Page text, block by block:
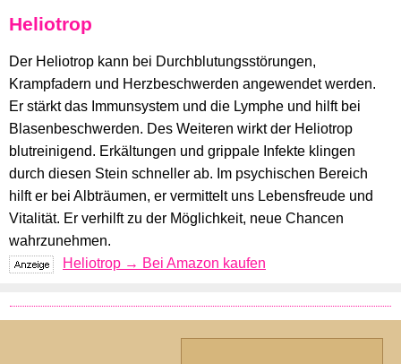
Heliotrop
Der Heliotrop kann bei Durchblutungsstörungen,
Krampfadern und Herzbeschwerden angewendet werden.
Er stärkt das Immunsystem und die Lymphe und hilft bei
Blasenbeschwerden. Des Weiteren wirkt der Heliotrop
blutreinigend. Erkältungen und grippale Infekte klingen
durch diesen Stein schneller ab. Im psychischen Bereich
hilft er bei Albträumen, er vermittelt uns Lebensfreude und
Vitalität. Er verhilft zu der Möglichkeit, neue Chancen
wahrzunehmen.
Heliotrop → Bei Amazon kaufen